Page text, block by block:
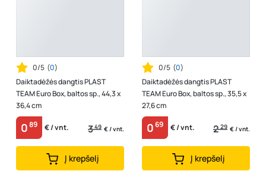
0/5 (0)
Daiktadėžės dangtis PLAST
TEAM Euro Box, baltos sp., 44,3 x
36,4 cm
089 € / vnt. 349 € / vnt.
Į krepšelį
0/5 (0)
Daiktadėžės dangtis PLAST
TEAM Euro Box, baltos sp., 35,5 x
27,6 cm
069 € / vnt. 229 € / vnt.
Į krepšelį